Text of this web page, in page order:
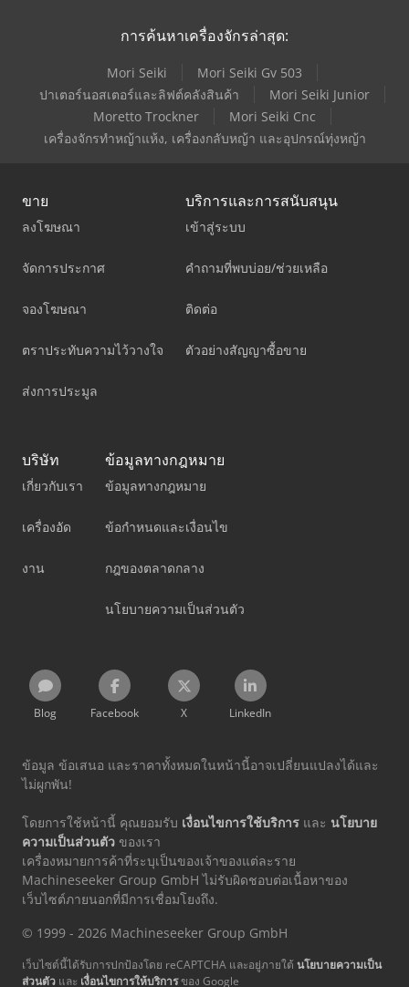
การค้นหาเครื่องจักรล่าสุด:
Mori Seiki
Mori Seiki Gv 503
ปาเตอร์นอสเตอร์และลิฟต์คลังสินค้า
Mori Seiki Junior
Moretto Trockner
Mori Seiki Cnc
เครื่องจักรทำหญ้าแห้ง, เครื่องกลับหญ้า และอุปกรณ์ทุ่งหญ้า
ขาย
ลงโฆษณา
จัดการประกาศ
จองโฆษณา
ตราประทับความไว้วางใจ
ส่งการประมูล
บริการและการสนับสนุน
เข้าสู่ระบบ
คำถามที่พบบ่อย/ช่วยเหลือ
ติดต่อ
ตัวอย่างสัญญาซื้อขาย
บริษัท
เกี่ยวกับเรา
เครื่องอัด
งาน
ข้อมูลทางกฎหมาย
ข้อมูลทางกฎหมาย
ข้อกำหนดและเงื่อนไข
กฎของตลาดกลาง
นโยบายความเป็นส่วนตัว
Blog Facebook X LinkedIn
ข้อมูล ข้อเสนอ และราคาทั้งหมดในหน้านี้อาจเปลี่ยนแปลงได้และ
ไม่ผูกพัน!
โดยการใช้หน้านี้ คุณยอมรับ เงื่อนไขการใช้บริการ และ นโยบาย
ความเป็นส่วนตัว ของเรา
เครื่องหมายการค้าที่ระบุเป็นของเจ้าของแต่ละราย
Machineseeker Group GmbH ไม่รับผิดชอบต่อเนื้อหาของ
เว็บไซต์ภายนอกที่มีการเชื่อมโยงถึง.
© 1999 - 2026 Machineseeker Group GmbH
เว็บไซต์นี้ได้รับการปกป้องโดย reCAPTCHA และอยู่ภายใต้นโยบายความเป็น
ส่วนตัว และ เงื่อนไขการให้บริการของ Google